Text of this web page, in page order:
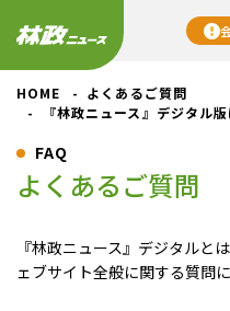
HOME
よくあるご質問
『林政ニュース』デジタル
FAQ
よくあるご質問
『林政ニュース』デジタル
ェブサイト全般に関する質問